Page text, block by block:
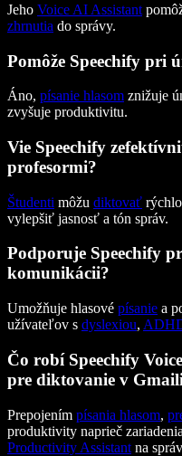
Jeho Voice AI Assistant
zhrnutia do správy.
Pomôže Speechify pri
Áno, písanie hlasom znižuje
zvyšuje produktivitu.
Vie Speechify
profesormi?
Študenti môžu diktovať
vylepšiť jasnosť a tón správ.
Podporuje Speechify
komunikácii?
Umožňuje hlasové písanie a
užívateľov s dyslexiou,
Čo robí Speechify
pre diktovanie v
Prepojením písania hlasom,
produktivity naprieč
Productivity Assistant na